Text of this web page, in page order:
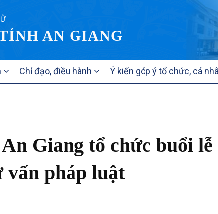
AN GIANG
Chỉ đạo, điều hành Ý kiến góp ý tổ chức, cá
Giang tổ chức buổi
vấn pháp luật